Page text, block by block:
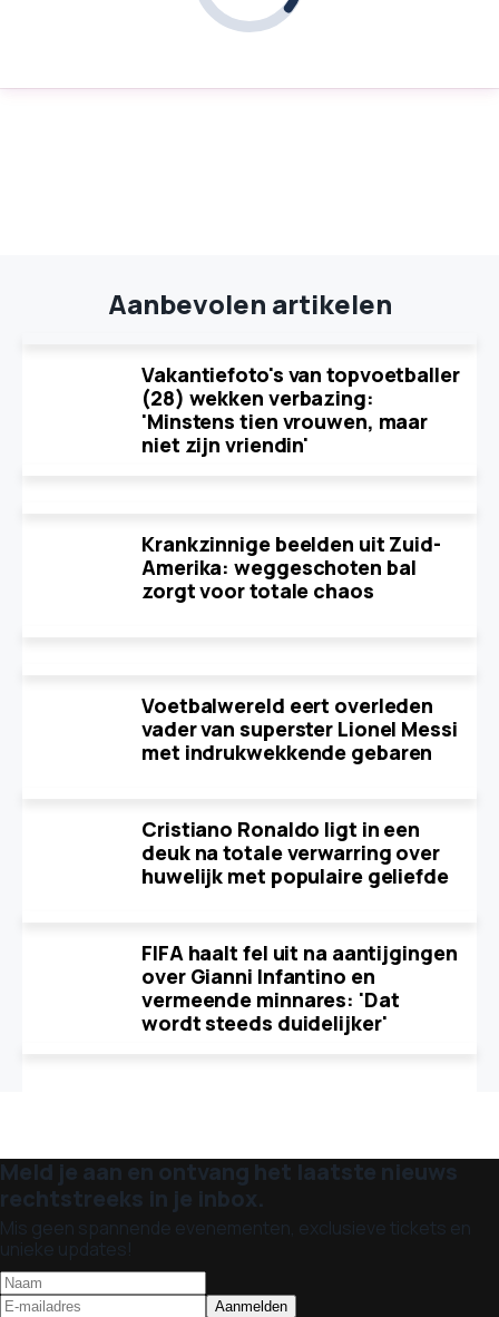
Aanbevolen artikelen
Vakantiefoto's van topvoetballer
(28) wekken verbazing:
'Minstens tien vrouwen, maar
niet zijn vriendin'
Krankzinnige beelden uit Zuid-
Amerika: weggeschoten bal
zorgt voor totale chaos
Voetbalwereld eert overleden
vader van superster Lionel Messi
met indrukwekkende gebaren
Cristiano Ronaldo ligt in een
deuk na totale verwarring over
huwelijk met populaire geliefde
FIFA haalt fel uit na aantijgingen
over Gianni Infantino en
vermeende minnares: 'Dat
wordt steeds duidelijker'
Meld je aan en ontvang het laatste nieuws
rechtstreeks in je inbox.
Mis geen spannende evenementen, exclusieve tickets en
unieke updates!